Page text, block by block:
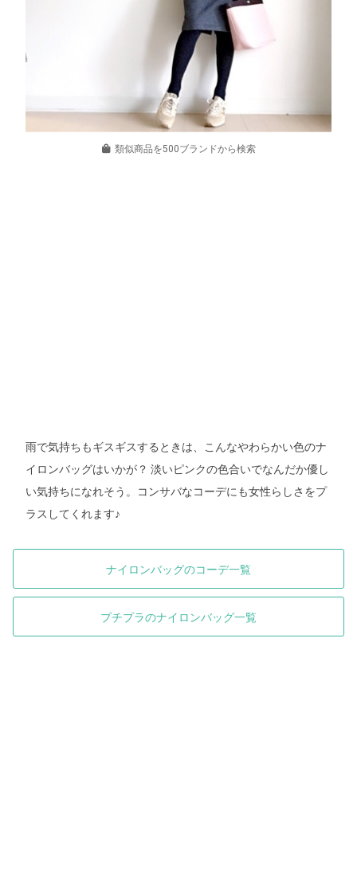
類似商品を500ブランドから検索
雨で気持ちもギスギスするときは、こんなやわらかい色のナ
イロンバッグはいかが？ 淡いピンクの色合いでなんだか優し
い気持ちになれそう。コンサバなコーデにも女性らしさをプ
ラスしてくれます♪
ナイロンバッグのコーデ一覧
プチプラのナイロンバッグ一覧